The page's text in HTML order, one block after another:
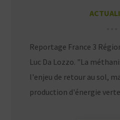
Reportage France 3
Luc Da Lozzo. "La
l'enjeu de retour au sol,
production d'énergie